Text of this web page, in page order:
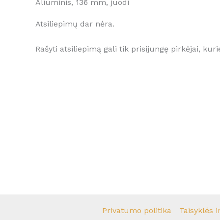
Aliuminis, 136 mm, juodi
Atsiliepimų dar nėra.
Rašyti atsiliepimą gali tik prisijungę pirkėjai,
Privatumo politika Taisyklės